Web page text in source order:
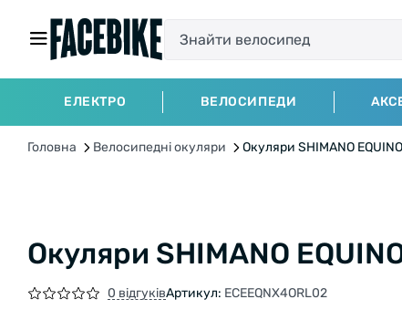
ЕЛЕКТРО ВЕЛОСИПЕДИ
Головна Велосипедні окуляри Окуляри SHIMANO
Окуляри SHIMANO
0 відгуківАртикул: ECEEQNX4ORL02